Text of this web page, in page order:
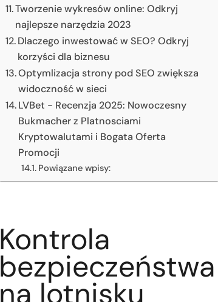
Tworzenie wykresów online: Odkryj
najlepsze narzędzia 2023
Dlaczego inwestować w SEO? Odkryj
korzyści dla biznesu
Optymlizacja strony pod SEO zwiększa
widoczność w sieci
LVBet - Recenzja 2025: Nowoczesny
Bukmacher z Platnosciami
Kryptowalutami i Bogata Oferta
Promocji
Powiązane wpisy:
Kontrola
bezpieczeństwa
na lotnisku